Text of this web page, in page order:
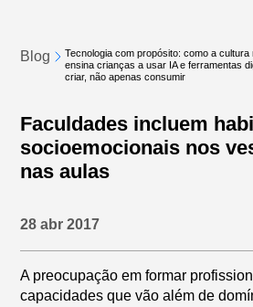
Blog
Tecnologia com propósito: como a cultura
ensina crianças a usar IA e ferramentas
criar, não apenas consumir
Faculdades incluem
socioemocionais nos
nas aulas
28 abr 2017
A preocupação em formar
capacidades que vão além de